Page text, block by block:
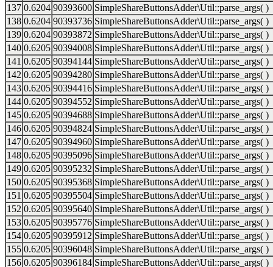
137 0.6204 90393600 SimpleShareButtonsAdder\Util::parse_args( )
138 0.6204 90393736 SimpleShareButtonsAdder\Util::parse_args( )
139 0.6204 90393872 SimpleShareButtonsAdder\Util::parse_args( )
140 0.6205 90394008 SimpleShareButtonsAdder\Util::parse_args( )
141 0.6205 90394144 SimpleShareButtonsAdder\Util::parse_args( )
142 0.6205 90394280 SimpleShareButtonsAdder\Util::parse_args( )
143 0.6205 90394416 SimpleShareButtonsAdder\Util::parse_args( )
144 0.6205 90394552 SimpleShareButtonsAdder\Util::parse_args( )
145 0.6205 90394688 SimpleShareButtonsAdder\Util::parse_args( )
146 0.6205 90394824 SimpleShareButtonsAdder\Util::parse_args( )
147 0.6205 90394960 SimpleShareButtonsAdder\Util::parse_args( )
148 0.6205 90395096 SimpleShareButtonsAdder\Util::parse_args( )
149 0.6205 90395232 SimpleShareButtonsAdder\Util::parse_args( )
150 0.6205 90395368 SimpleShareButtonsAdder\Util::parse_args( )
151 0.6205 90395504 SimpleShareButtonsAdder\Util::parse_args( )
152 0.6205 90395640 SimpleShareButtonsAdder\Util::parse_args( )
153 0.6205 90395776 SimpleShareButtonsAdder\Util::parse_args( )
154 0.6205 90395912 SimpleShareButtonsAdder\Util::parse_args( )
155 0.6205 90396048 SimpleShareButtonsAdder\Util::parse_args( )
156 0.6205 90396184 SimpleShareButtonsAdder\Util::parse_args( )